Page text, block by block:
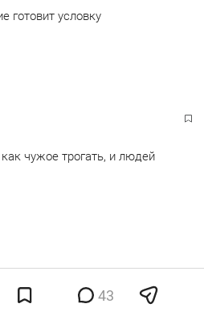
готовит условку
чужое трогать, и людей
43